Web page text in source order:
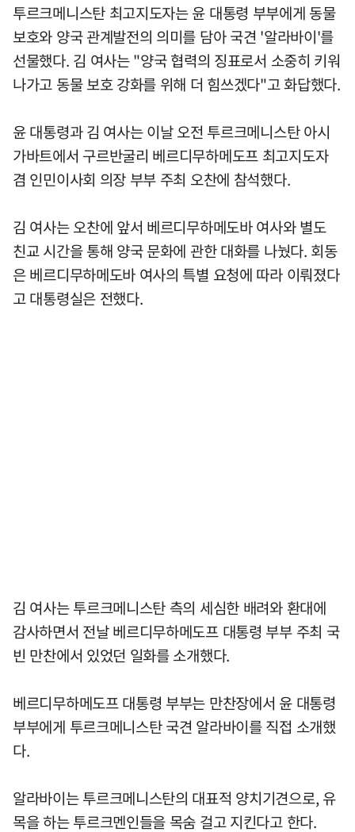
투르크메니스탄 최고지도자는 윤 대통령 부부에게 동물
보호와 양국 관계발전의 의미를 담아 국견 '알라바이'를
선물했다. 김 여사는 "양국 협력의 징표로서 소중히 키워
나가고 동물 보호 강화를 위해 더 힘쓰겠다"고 화답했다.
윤 대통령과 김 여사는 이날 오전 투르크메니스탄 아시
가바트에서 구르반굴리 베르디무하메도프 최고지도자
겸 인민이사회 의장 부부 주최 오찬에 참석했다.
김 여사는 오찬에 앞서 베르디무하메도바 여사와 별도
친교 시간을 통해 양국 문화에 관한 대화를 나눴다. 회동
은 베르디무하메도바 여사의 특별 요청에 따라 이뤄졌다
고 대통령실은 전했다.
김 여사는 투르크메니스탄 측의 세심한 배려와 환대에
감사하면서 전날 베르디무하메도프 대통령 부부 주최 국
빈 만찬에서 있었던 일화를 소개했다.
베르디무하메도프 대통령 부부는 만찬장에서 윤 대통령
부부에게 투르크메니스탄 국견 알라바이를 직접 소개했
다.
알라바이는 투르크메니스탄의 대표적 양치기견으로, 유
목을 하는 투르크멘인들을 목숨 걸고 지킨다고 한다.